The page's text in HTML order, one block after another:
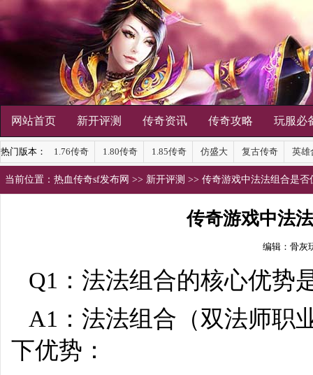
网站首页 新开评测 传奇资讯 传奇攻略 玩服必
热门版本： 1.76传奇 1.80传奇 1.85传奇 仿盛大 复古传奇 英雄
当前位置： 热血传奇sf发布网 >> 新开评测 >> 传奇游戏中法法组合是否
传奇游戏中法
编辑：骨灰
Q1：法法组合的核心优势
A1：法法组合（双法师职
下优势：